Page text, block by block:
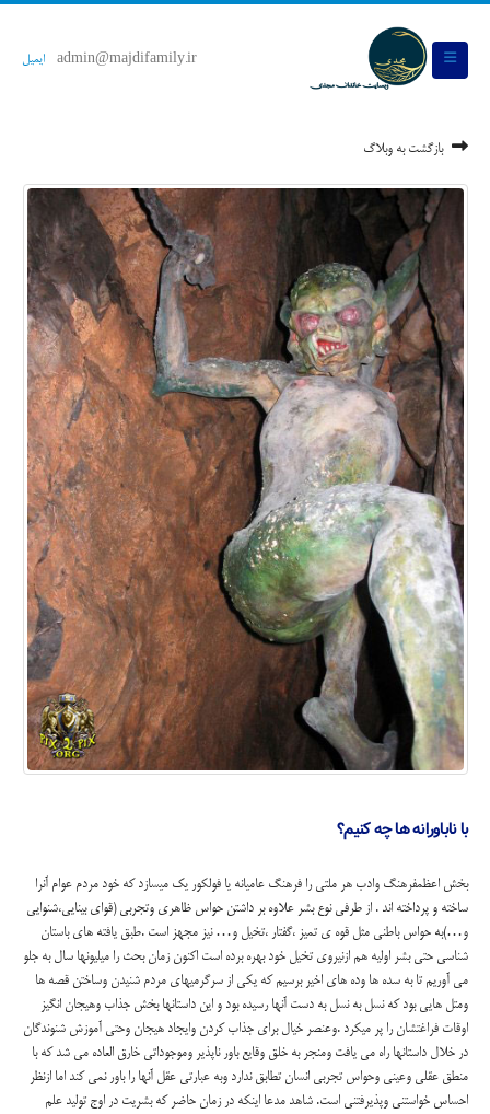
admin@majdifamily.ir ایمیل
بازگشت به وبلاگ
با ناباورانه ها چه کنیم؟
بخش اعظمفرهنگ وادب هر ملتی را فرهنگ عامیانه یا فولکور یک میسازد که خود مردم عوام آنرا
ساخته و پرداخته اند . از طرفی نوع بشر علاوه بر داشتن حواس ظاهری وتجربی (قوای بینایی،شنوایی
و…)به حواس باطنی مثل قوه ی تمیز ،گفتار ،تخیل و… نیز مجهز است .طبق یافته های باستان
شناسی حتی بشر اولیه هم ازنیروی تخیل خود بهره برده است اکنون زمان بحث را میلیونها سال به جلو
می آوریم تا به سده ها وده های اخیر برسیم که یکی از سرگرمیهای مردم شنیدن وساختن قصه ها
ومتل هایی بود که نسل به نسل به دست آنها رسیده بود و این داستانها بخش جذاب وهیجان انگیز
اوقات فراغتشان را پر میکرد .وعنصر خیال برای جذاب کردن وایجاد هیجان وحتی آموزش شنوندگان
در خلال داستانها راه می یافت ومنجر به خلق وقایع باور ناپذیر وموجوداتی خارق العاده می شد که با
منطق عقلی وعینی وحواس تجربی انسان تطابق ندارد وبه عبارتی عقل آنها را باور نمی کند اما ازنظر
احساس خواستنی وپذیرفتنی است. شاهد مدعا اینکه در زمان حاضر که بشریت در اوج تولید علم